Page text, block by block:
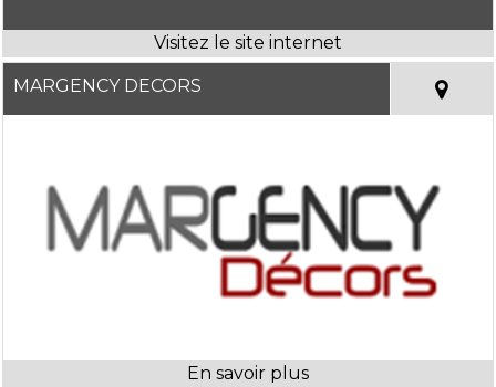
MARGENCY DECORS